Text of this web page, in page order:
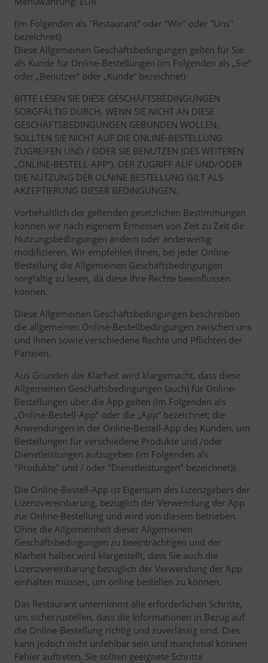
(im Folgenden als "Restaurant" oder "Wir" oder "Uns"
bezeichnet)
Diese Allgemeinen Geschäftsbedingungen gelten für Sie
als Kunde für Online-Bestellungen (im Folgenden als „Sie“
oder „Benutzer“ oder „Kunde“ bezeichnet)
BITTE LESEN SIE DIESE GESCHÄFTSBEDINGUNGEN
SORGFÄLTIG DURCH. WENN SIE NICHT AN DIESE
GESCHÄFTSBEDINGUNGEN GEBUNDEN WOLLEN,
SOLLTEN SIE NICHT AUF DIE ONLINE-BESTELLUNG
ZUGREIFEN UND / ODER SIE BENUTZEN (DES WEITEREN
„ONLINE-BESTELL-APP“). DER ZUGRIFF AUF UND/ODER
DIE NUTZUNG DER OLNINE BESTELLUNG GILT ALS
AKZEPTIERUNG DIESER BEDINGUNGEN.
Vorbehaltlich der geltenden gesetzlichen Bestimmungen
können wir nach eigenem Ermessen von Zeit zu Zeit die
Nutzungsbedingungen ändern oder anderweitig
modifizieren. Wir empfehlen Ihnen, bei jeder Online-
Bestellung die Allgemeinen Geschäftsbedingungen
sorgfältig zu lesen, da diese Ihre Rechte beeinflussen
können.
Diese Allgemeinen Geschäftsbedingungen beschreiben
die allgemeinen Online-Bestellbedingungen zwischen uns
und Ihnen sowie verschiedene Rechte und Pflichten der
Parteien.
Aus Gründen der Klarheit wird klargemacht, dass diese
Allgemeinen Geschäftsbedingungen (auch) für Online-
Bestellungen über die App gelten (im Folgenden als
„Online-Bestell-App“ oder die „App“ bezeichnet; die
Anwendungen in der Online-Bestell-App des Kunden, um
Bestellungen für verschiedene Produkte und /oder
Dienstleistungen aufzugeben (im Folgenden als
"Produkte" und / oder "Dienstleistungen" bezeichnet)).
Die Online-Bestell-App ist Eigentum des Lizenzgebers der
Lizenzvereinbarung, bezüglich der Verwendung der App
zur Online-Bestellung und wird von diesem betrieben.
Ohne die Allgemeinheit dieser Allgemeinen
Geschäftsbedingungen zu beeinträchtigen und der
Klarheit halber wird klargestellt, dass Sie auch die
Lizenzvereinbarung bezüglich der Verwendung der App
einhalten müssen, um online bestellen zu können.
Das Restaurant unternimmt alle erforderlichen Schritte,
um sicherzustellen, dass die Informationen in Bezug auf
die Online-Bestellung richtig und zuverlässig sind. Dies
kann jedoch nicht unfehlbar sein und manchmal können
Fehler auftreten. Sie sollten geeignete Schritte